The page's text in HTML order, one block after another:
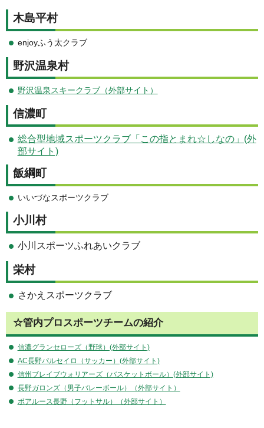
木島平村
enjoyふう太クラブ
野沢温泉村
野沢温泉スキークラブ（外部サイト）
信濃町
総合型地域スポーツクラブ「この指とまれ☆しなの」(外
部サイト)
飯綱町
いいづなスポーツクラブ
小川村
小川スポーツふれあいクラブ
栄村
さかえスポーツクラブ
☆管内プロスポーツチームの紹介
信濃グランセローズ（野球）(外部サイト)
AC長野パルセイロ（サッカー）(外部サイト)
信州ブレイブウォリアーズ（バスケットボール）(外部サイト)
長野ガロンズ（男子バレーボール）（外部サイト）
ボアルース長野（フットサル）（外部サイト）